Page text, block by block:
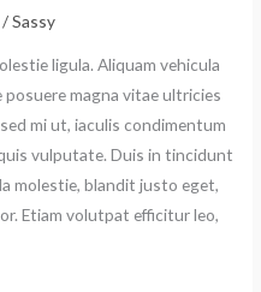
/Sassy
ligula. Aliquam vehicula
magna vitae ultricies
mi ut, iaculis condimentum
vulputate. Duis in tincidunt
molestie, blandit justo eget,
Etiam volutpat efficitur leo,